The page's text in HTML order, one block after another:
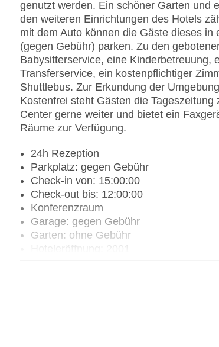
genutzt werden. Ein schöner Garten und
den weiteren Einrichtungen des Hotels
mit dem Auto können die Gäste dieses
(gegen Gebühr) parken. Zu den
Babysitterservice, eine Kinderbetreuung,
Transferservice, ein kostenpflichtiger
Shuttlebus. Zur Erkundung der
Kostenfrei steht Gästen die
Center gerne weiter und bietet ein
Räume zur Verfügung.
24h Rezeption
Parkplatz: gegen Gebühr
Check-in von: 15:00:00
Check-out bis: 12:00:00
Konferenzraum
Garage: gegen Gebühr
Garten: ohne Gebühr
Hoteleröffnung: 2001